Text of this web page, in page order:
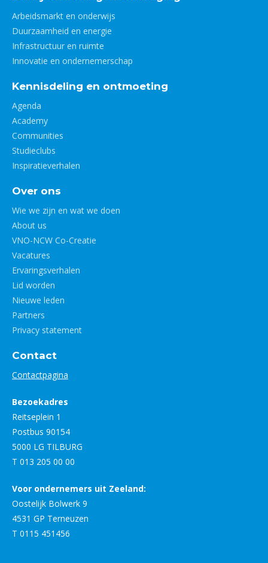
Arbeidsmarkt en onderwijs
Duurzaamheid en energie
Infrastructuur en ruimte
Innovatie en ondernemerschap
Kennisdeling en ontmoeting
Agenda
Academy
Communities
Studieclubs
Inspiratieverhalen
Over ons
Wie we zijn en wat we doen
About us
VNO-NCW Co-Creatie
Vacatures
Ervaringsverhalen
Lid worden
Nieuwe leden
Partners
Privacy statement
Contact
Contactpagina
Bezoekadres
Reitseplein 1
Postbus 90154
5000 LG TILBURG
T 013 205 00 00
Voor ondernemers uit Zeeland:
Oostelijk Bolwerk 9
4531 GP Terneuzen
T 0115 451456